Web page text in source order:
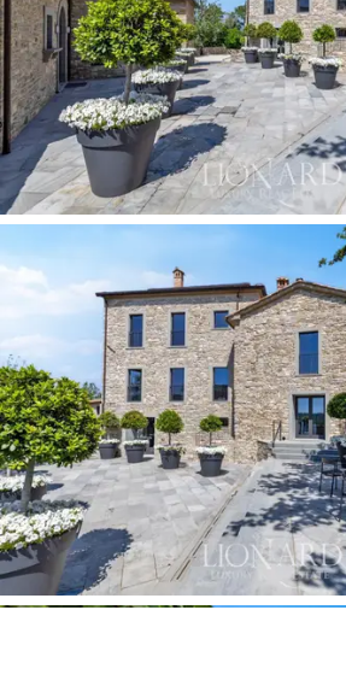
Abendessen bietet und dabei die
Atmosphäre des Schlosses
zusätzliches, unabhängiges
Schlafzimmer, alle mit eigenem
weitere Badezimmer hinzukommen,
ausreichend Platz in einem
komfortablen Ambiente garantiert.
im zweiten Gebäude ein
das aus einem Schlafzimmer mit
Küche und einem Essbereich
perfekte Wohnmöglichkeit für
etwas mehr Unabhängigkeit
suchen. Dieprivate Kapellemit
bietet einen heiligen Raum für
Momente der Besinnung.
Äußerlich sind über1000 m2 von
Terrassengeeignet, um die Gäste
zu begrüßen. Ein wunderschöner und